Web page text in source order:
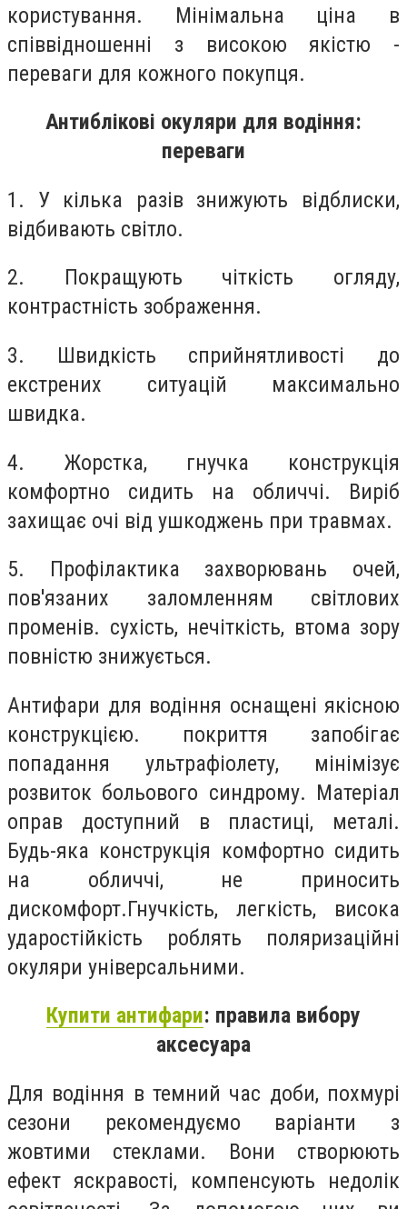
користування. Мінімальна ціна в
співвідношенні з високою якістю -
переваги для кожного покупця.
Антиблікові окуляри для водіння:
переваги
1. У кілька разів знижують відблиски,
відбивають світло.
2. Покращують чіткість огляду,
контрастність зображення.
3. Швидкість сприйнятливості до
екстрених ситуацій максимально
швидка.
4. Жорстка, гнучка конструкція
комфортно сидить на обличчі. Виріб
захищає очі від ушкоджень при травмах.
5. Профілактика захворювань очей,
пов'язаних заломленням світлових
променів. сухість, нечіткість, втома зору
повністю знижується.
Антифари для водіння оснащені якісною
конструкцією. покриття запобігає
попадання ультрафіолету, мінімізує
розвиток больового синдрому. Матеріал
оправ доступний в пластиці, металі.
Будь-яка конструкція комфортно сидить
на обличчі, не приносить
дискомфорт.Гнучкість, легкість, висока
ударостійкість роблять поляризаційні
окуляри універсальними.
Купити антифари: правила вибору
аксесуара
Для водіння в темний час доби, похмурі
сезони рекомендуємо варіанти з
жовтими стеклами. Вони створюють
ефект яскравості, компенсують недолік